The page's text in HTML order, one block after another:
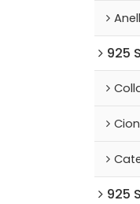
925
925